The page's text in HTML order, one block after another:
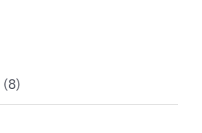
(8)